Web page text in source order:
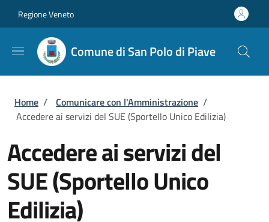
Regione Veneto
Comune di San Polo di Piave
Briciole di pane
Home / Comunicare con l'Amministrazione /
Accedere ai servizi del SUE (Sportello Unico Edilizia)
Accedere ai servizi del
SUE (Sportello Unico
Edilizia)